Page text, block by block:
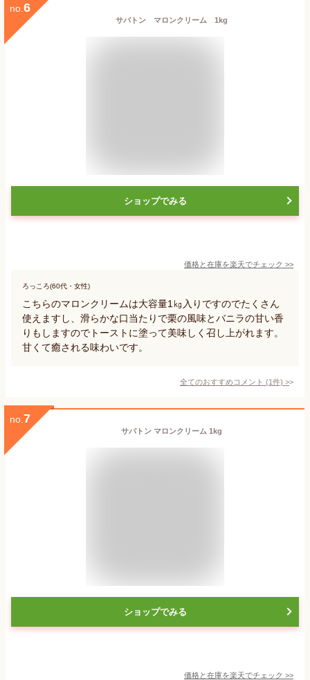
no. 6
サバトン マロンクリーム 1kg
ショップでみる
価格と在庫を楽天でチェック >>
ろっころ(60代・女性)
こちらのマロンクリームは大容量1㎏入りですのでたくさん
使えますし、滑らかな口当たりで栗の風味とバニラの甘い香
りもしますのでトーストに塗って美味しく召し上がれます。
甘くて癒される味わいです。
全てのおすすめコメント (1件) >
no. 7
サバトン マロンクリーム 1kg
ショップでみる
価格と在庫を楽天でチェック >>